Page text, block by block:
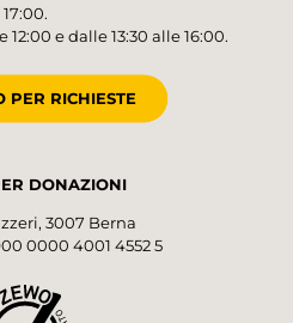
17:00.
e dalle 13:30 alle 16:00.
PER RICHIESTE
DONAZIONI
3007 Berna
0000 4001 4552 5